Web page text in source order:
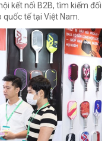
kết nối B2B, tìm kiếm đối
tế tại Việt Nam.